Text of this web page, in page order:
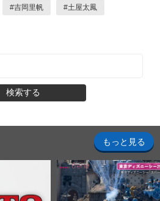
#吉岡里帆 #土屋太鳳
検索する
もっと見る